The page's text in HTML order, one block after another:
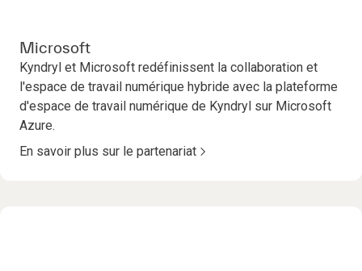
Microsoft
Kyndryl et Microsoft redéfinissent la collaboration et
l'espace de travail numérique hybride avec la plateforme
d'espace de travail numérique de Kyndryl sur Microsoft
Azure.
En savoir plus sur le partenariat